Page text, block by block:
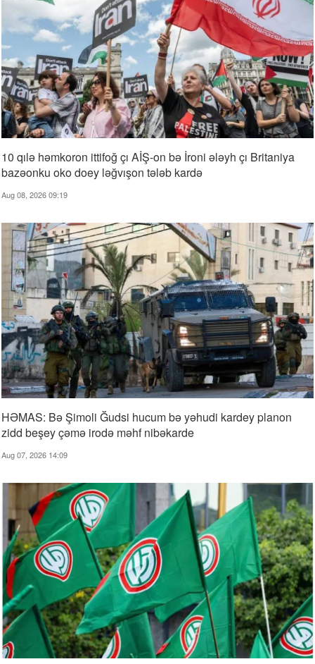
10 qılə həmkoron ittifoğ çı AİŞ-on bə İroni ələyh çı Britaniya
bazəonku oko doey ləğvışon tələb kardə
Aug 08, 2026 09:19
HƏMAS: Bə Şimoli Ğudsi hucum bə yəhudi kardey planon
zidd beşey çəmə irodə məhf nibəkarde
Aug 07, 2026 14:09